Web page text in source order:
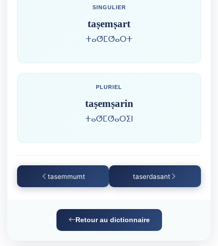
SINGULIER
taṣemṣart
ⵜⴰⵚⵎⵚⴰⵔⵜ
PLURIEL
taṣemṣarin
ⵜⴰⵚⵎⵚⴰⵔⵉⵏ
tasemmumt taserdasant
Retour au dictionnaire